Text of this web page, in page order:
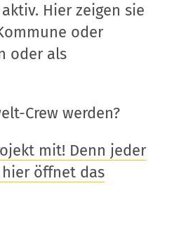
Hier zeigen sie
oder
oder als
Crew werden?
mit! Denn jeder
öffnet das